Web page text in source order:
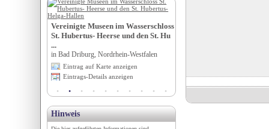
Vereinigte Museen im Wasserschloss
St. Hubertus- Heerse und den St. Hu
...
in Bad Driburg, Nordrhein-Westfalen
Eintrag auf Karte anzeigen
Eintrags-Details anzeigen
Hinweis